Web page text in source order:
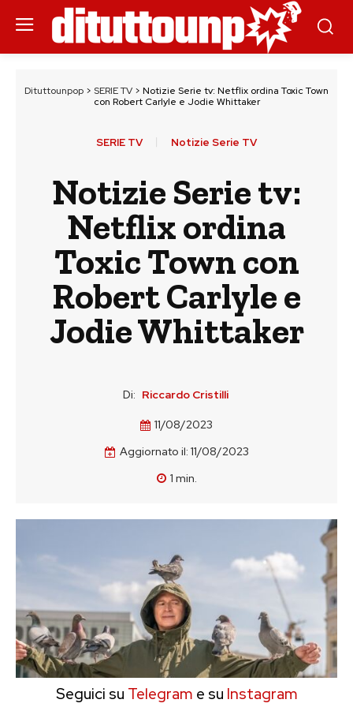
Dituttounpop > SERIE TV > Notizie Serie tv: Netflix ordina Toxic Town
con Robert Carlyle e Jodie Whittaker
SERIE TV Notizie Serie TV
Notizie Serie tv:
Netflix ordina
Toxic Town con
Robert Carlyle e
Jodie Whittaker
Di: Riccardo Cristilli
11/08/2023
Aggiornato il: 11/08/2023
1 min.
Seguici su Telegram e su Instagram